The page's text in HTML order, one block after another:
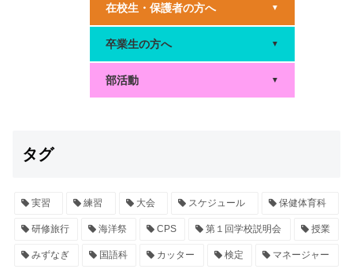
在校生・保護者の方へ ▼
卒業生の方へ ▼
部活動 ▼
タグ
実習 練習 大会 スケジュール 保健体育科
研修旅行 海洋祭 CPS 第１回学校説明会 授業
みずなぎ 国語科 カッター 検定 マネージャー